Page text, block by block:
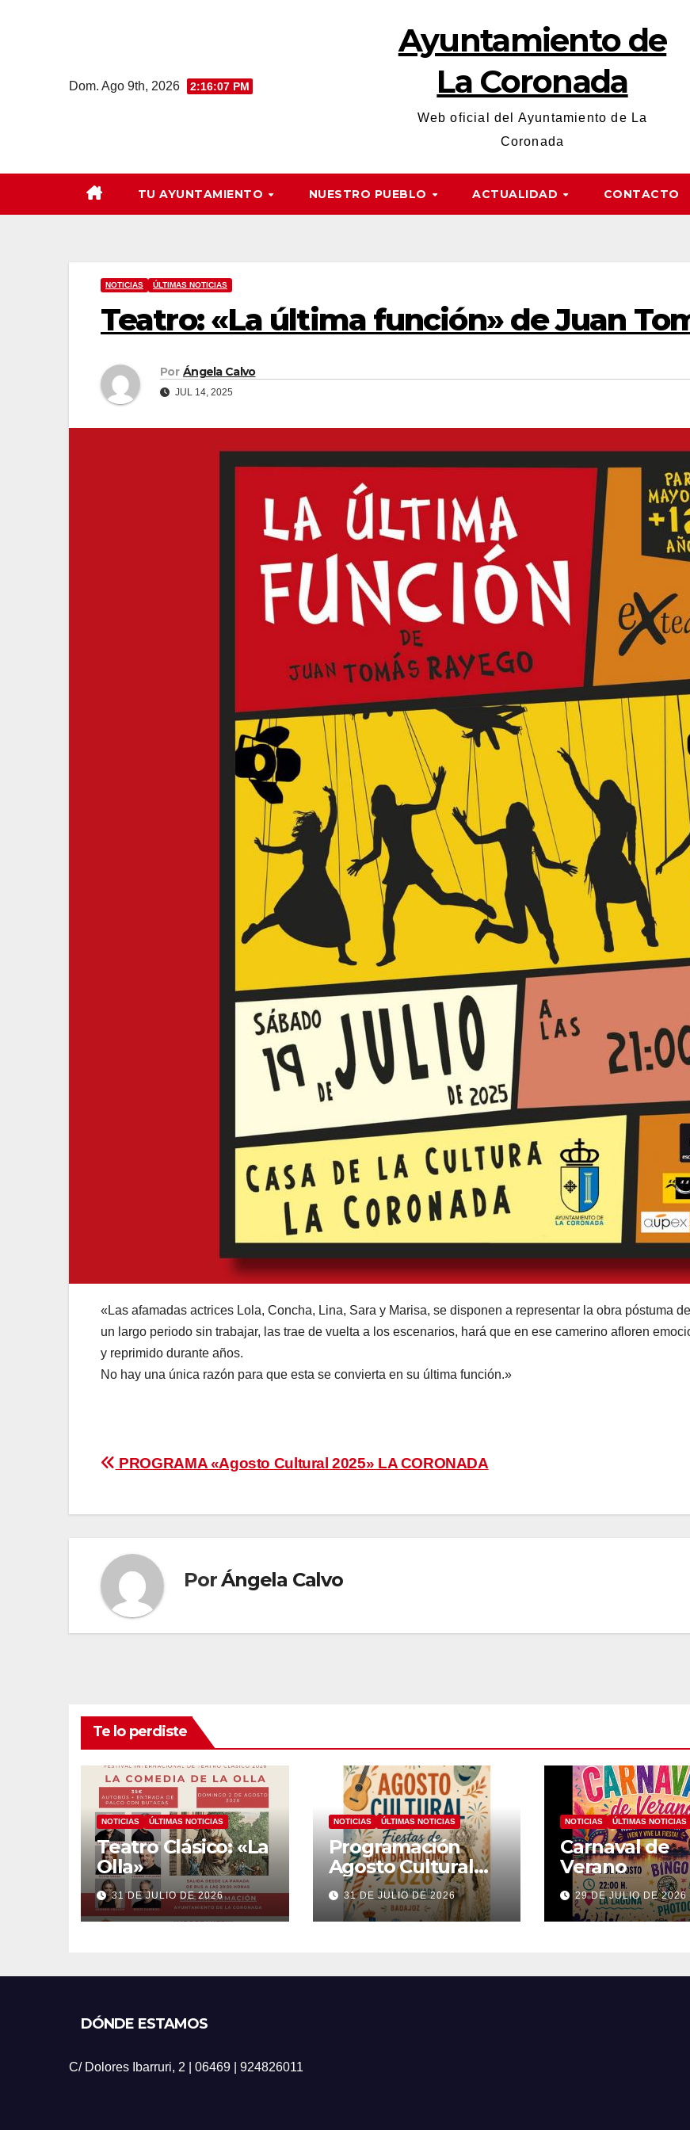
Dom. Ago 9th, 2026 2:16:08 PM
Ayuntamiento de
La Coronada
Web oficial del Ayuntamiento de La
Coronada
TU AYUNTAMIENTO NUESTRO PUEBLO ACTUALIDAD CONTACTO
NOTICIAS ÚLTIMAS NOTICIAS
Teatro: «La última función» de Juan
Por Ángela Calvo
JUL 14, 2025
«Las afamadas actrices Lola, Concha, Lina, Sara y Marisa, se disponen a representar la obra póstuma
un largo periodo sin trabajar, las trae de vuelta a los escenarios, hará que en ese camerino afloren
y reprimido durante años.
No hay una única razón para que esta se convierta en su última función.»
Navegación
PROGRAMA «Agosto Cultural 2025» LA CORONADA
PorÁngela Calvo
Te lo perdiste
NOTICIAS ÚLTIMAS NOTICIAS
Teatro Clásico: «La
Olla»
31 DE JULIO DE 2026
NOTICIAS ÚLTIMAS NOTICIAS
Programación
Agosto Cultural
2026
31 DE JULIO DE 2026
NOTICIAS ÚLTIMAS NOTICIAS
Carnaval de
Verano
29 DE JULIO DE 2026
DÓNDE ESTAMOS
C/ Dolores Ibarruri, 2 | 06469 | 924826011